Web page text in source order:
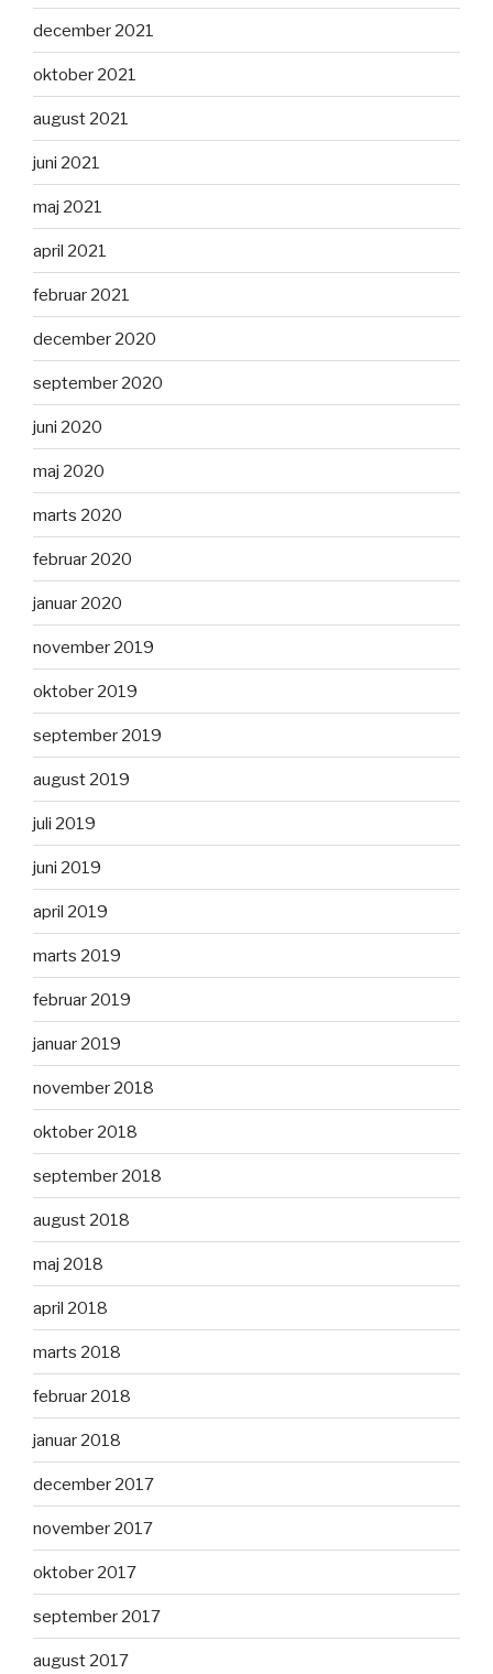
december 2021
oktober 2021
august 2021
juni 2021
maj 2021
april 2021
februar 2021
december 2020
september 2020
juni 2020
maj 2020
marts 2020
februar 2020
januar 2020
november 2019
oktober 2019
september 2019
august 2019
juli 2019
juni 2019
april 2019
marts 2019
februar 2019
januar 2019
november 2018
oktober 2018
september 2018
august 2018
maj 2018
april 2018
marts 2018
februar 2018
januar 2018
december 2017
november 2017
oktober 2017
september 2017
august 2017